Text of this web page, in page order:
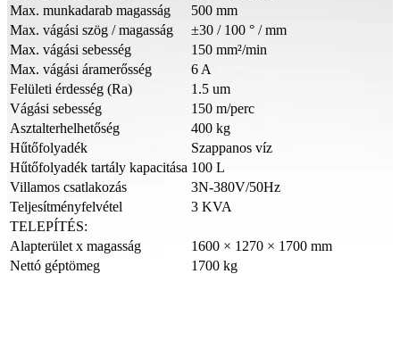
Max. munkadarab magasság
500 mm
Max. vágási szög / magasság
±30 / 100 ° / mm
Max. vágási sebesség
150 mm²/min
Max. vágási áramerősség
6 A
Felületi érdesség (Ra)
1.5 um
Vágási sebesség
150 m/perc
Asztalterhelhetőség
400 kg
Hűtőfolyadék
Szappanos víz
Hűtőfolyadék tartály kapacitása 100 L
Villamos csatlakozás
3N-380V/50Hz
Teljesítményfelvétel
3 KVA
TELEPÍTÉS:
Alapterület x magasság
1600 × 1270 × 1700 mm
Nettó géptömeg
1700 kg